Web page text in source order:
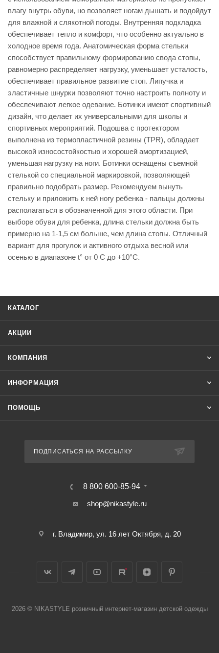
влагу внутрь обуви, но позволяет ногам дышать и подойдут
для влажной и слякотной погоды. Внутренняя подкладка
обеспечивает тепло и комфорт, что особенно актуально в
холодное время года. Анатомическая форма стельки
способствует правильному формированию свода стопы,
равномерно распределяет нагрузку, уменьшает усталость,
обеспечивает правильное развитие стоп. Липучка и
эластичные шнурки позволяют точно настроить полноту и
обеспечивают легкое одевание. Ботинки имеют спортивный
дизайн, что делает их универсальными для школы и
спортивных мероприятий. Подошва с протектором
выполнена из термопластичной резины (TPR), обладает
высокой износостойкостью и хорошей амортизацией,
уменьшая нагрузку на ноги. Ботинки оснащены съемной
стелькой со специальной маркировкой, позволяющей
правильно подобрать размер. Рекомендуем вынуть
стельку и приложить к ней ногу ребенка - пальцы должны
располагаться в обозначенной для этого области. При
выборе обуви для ребенка, длина стельки должна быть
примерно на 1-1,5 см больше, чем длина стопы. Отличный
вариант для прогулок и активного отдыха весной или
осенью в диапазоне t° от 0 C до +10°С.
КАТАЛОГ
АКЦИИ
КОМПАНИЯ
ИНФОРМАЦИЯ
ПОМОЩЬ
ПОДПИСАТЬСЯ НА РАССЫЛКУ
8 800 600-85-94
shop@nikastyle.ru
г. Владимир, ул. 16 лет Октября, д. 20
2026 © NIKASTYLE розничный интернет-магазин детской одежды